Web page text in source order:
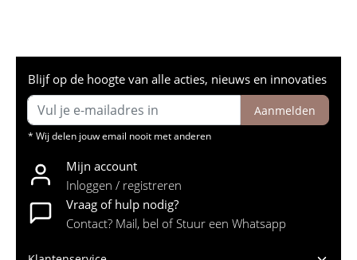
Blijf op de hoogte van alle acties, nieuws en innovaties
Aanmelden
* Wij delen jouw email nooit met anderen
Mijn account
Inloggen / registreren
Vraag of hulp nodig?
Contact? Mail, bel of Stuur een Whatsapp